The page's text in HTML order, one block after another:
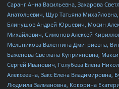
Саранг Анна Васильевна, Захарова
Анатольевич, Щур Татьяна
Блинушов Андрей Юрьевич, Мосин
Михайлович, Симонов Алексей
Мельникова Валентина Дмитриевна,
Баженова Светлана Куприяновна,
Сергей Иванович, Голубева Елена
Алексеевна, Закс Елена Владимировна,
Людмила Залмановна, Кокорина